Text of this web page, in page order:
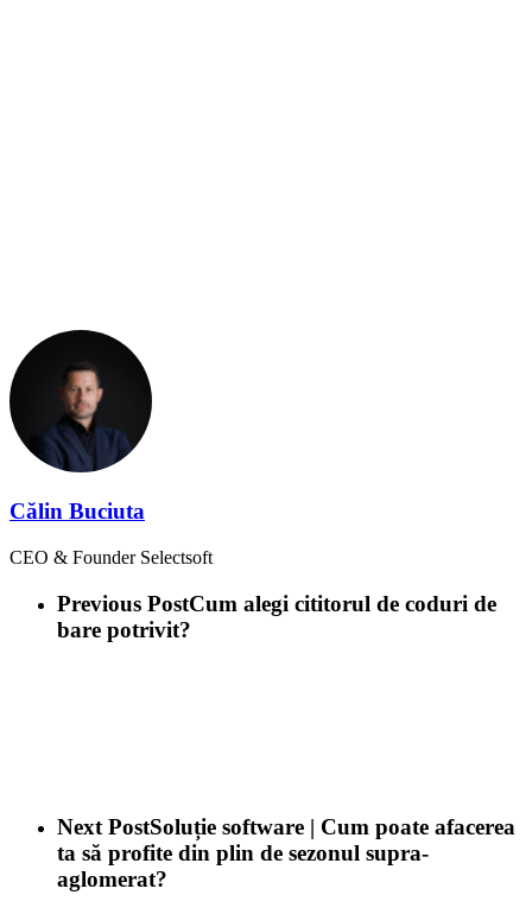
Călin Buciuta
CEO & Founder Selectsoft
Previous PostCum alegi cititorul de coduri de
bare potrivit?
Next PostSoluție software | Cum poate afacerea
ta să profite din plin de sezonul supra-
aglomerat?